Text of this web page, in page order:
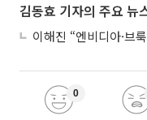
김동효 기자의 주요 뉴
이해진 “엔비디아·브
0